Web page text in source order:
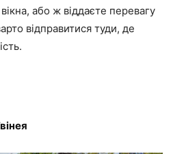
або ж віддаєте перевагу
відправитися туди, де